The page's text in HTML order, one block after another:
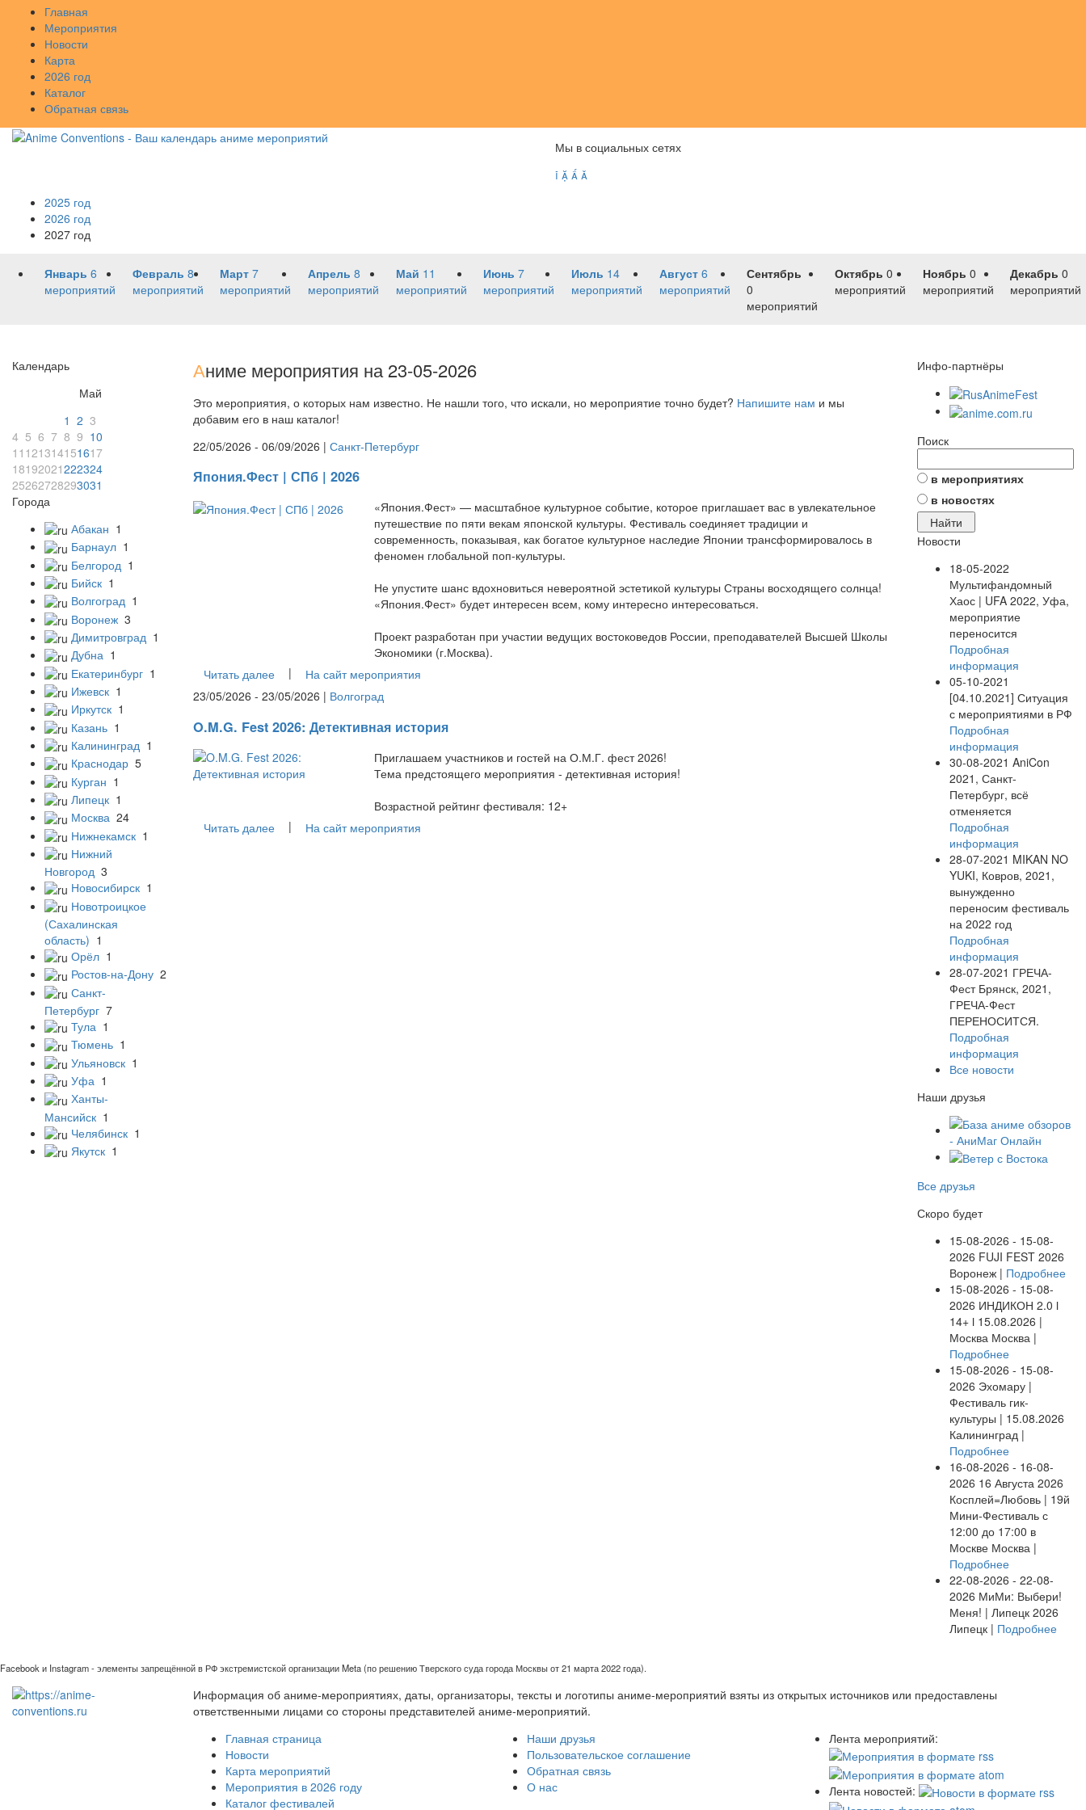
Главная
Мероприятия
Новости
Карта
2026 год
Каталог
Обратная связь
Мы в социальных сетях
   
2025 год
2026 год
2027 год
Январь 6
мероприятий
Февраль 8
мероприятий
Март 7
мероприятий
Апрель 8
мероприятий
Май 11
мероприятий
Июнь 7
мероприятий
Июль 14
мероприятий
Август 6
мероприятий
Сентябрь
0
мероприятий
Октябрь 0
мероприятий
Ноябрь 0
мероприятий
Декабрь 0
мероприятий
Календарь
Май
1 2 3
4 5 6 7 8 9 10
11 121314151617
18192021222324
25262728293031
Города
Абакан 1
Барнаул 1
Белгород 1
Бийск 1
Волгоград 1
Воронеж 3
Димитровград 1
Дубна 1
Екатеринбург 1
Ижевск 1
Иркутск 1
Казань 1
Калининград 1
Краснодар 5
Курган 1
Липецк 1
Москва 24
Нижнекамск 1
Нижний
Новгород 3
Новосибирск 1
Новотроицкое
(Сахалинская
область) 1
Орёл 1
Ростов-на-Дону 2
Санкт-
Петербург 7
Тула 1
Тюмень 1
Ульяновск 1
Уфа 1
Ханты-
Мансийск 1
Челябинск 1
Якутск 1
Аниме мероприятия на 23-05-2026
Это мероприятия, о которых нам известно. Не нашли того, что искали, но мероприятие точно будет? Напишите нам и мы
добавим его в наш каталог!
22/05/2026 - 06/09/2026 | Санкт-Петербург
Япония.Фест | СПб | 2026
«Япония.Фест» — масштабное культурное событие, которое приглашает вас в увлекательное
путешествие по пяти векам японской культуры. Фестиваль соединяет традиции и
современность, показывая, как богатое культурное наследие Японии трансформировалось в
феномен глобальной поп-культуры.
Не упустите шанс вдохновиться невероятной эстетикой культуры Страны восходящего солнца!
«Япония.Фест» будет интересен всем, кому интересно интересоваться.
Проект разработан при участии ведущих востоковедов России, преподавателей Высшей Школы
Экономики (г.Москва).
Читать далее
|
На сайт мероприятия
23/05/2026 - 23/05/2026 | Волгоград
O.M.G. Fest 2026: Детективная история
Приглашаем участников и гостей на О.М.Г. фест 2026!
Тема предстоящего мероприятия - детективная история!
Возрастной рейтинг фестиваля: 12+
Читать далее
| На сайт мероприятия
Инфо-партнёры
Поиск
в мероприятиях
в новостях
Новости
18-05-2022
Мультифандомный
Хаос | UFA 2022, Уфа,
мероприятие
переносится
Подробная
информация
05-10-2021
[04.10.2021] Ситуация
с мероприятиями в РФ
Подробная
информация
30-08-2021 AniCon
2021, Санкт-
Петербург, всё
отменяется
Подробная
информация
28-07-2021 MIKAN NO
YUKI, Ковров, 2021,
вынужденно
переносим фестиваль
на 2022 год
Подробная
информация
28-07-2021 ГРЕЧА-
Фест Брянск, 2021,
ГРЕЧА-Фест
ПЕРЕНОСИТСЯ.
Подробная
информация
Все новости
Наши друзья
Все друзья
Скоро будет
15-08-2026 - 15-08-
2026 FUJI FEST 2026
Воронеж | Подробнее
15-08-2026 - 15-08-
2026 ИНДИКОН 2.0 ӏ
14+ ӏ 15.08.2026 |
Москва Москва |
Подробнее
15-08-2026 - 15-08-
2026 Эхомару |
Фестиваль гик-
культуры | 15.08.2026
Калининград |
Подробнее
16-08-2026 - 16-08-
2026 16 Августа 2026
Косплей=Любовь | 19й
Мини-Фестиваль с
12:00 до 17:00 в
Москве Москва |
Подробнее
22-08-2026 - 22-08-
2026 МиМи: Выбери!
Меня! | Липецк 2026
Липецк | Подробнее
Facebook и Instagram - элементы запрещённой в РФ экстремистской организации Meta (по решению Тверского суда города Москвы от 21 марта 2022 года).
Информация об аниме-мероприятиях, даты, организаторы, тексты и логотипы аниме-мероприятий взяты из открытых источников или предоставлены
ответственными лицами со стороны представителей аниме-мероприятий.
Главная страница
Новости
Карта мероприятий
Мероприятия в 2026 году
Каталог фестивалей
Наши друзья
Пользовательское соглашение
Обратная связь
О нас
Лента мероприятий:
Лента новостей: